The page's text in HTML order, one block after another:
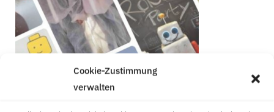
Cookie-Zustimmung
verwalten